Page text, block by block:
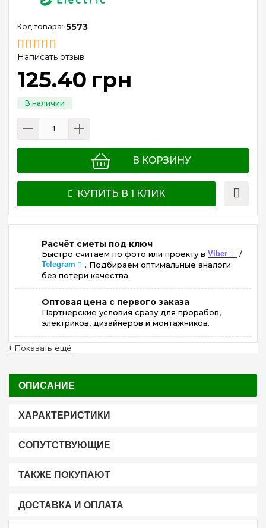
5573
Написать отзыв
125.40 грн
В КОРЗИНУ
КУПИТЬ В 1 КЛИК
Расчёт сметы под ключ
Быстро считаем по фото или проекту в Viber /
Telegram
. Подбираем оптимальные аналоги
без потери качества.
Оптовая цена с первого заказа
Партнёрские условия сразу для прорабов,
электриков, дизайнеров и монтажников.
+ Показать ещё
ОПИСАНИЕ
ХАРАКТЕРИСТИКИ
СОПУТСТВУЮЩИЕ
ТАКЖЕ ПОКУПАЮТ
ДОСТАВКА И ОПЛАТА